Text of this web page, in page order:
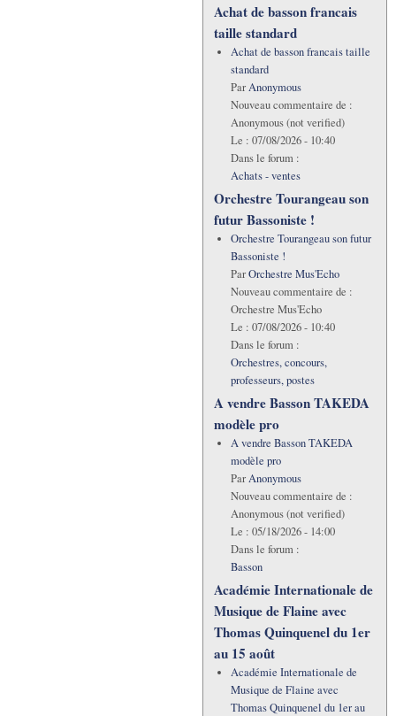
Achat de basson francais
taille standard
Achat de basson francais taille
standard
ParAnonymous
Nouveau commentaire de :
Anonymous (not verified)
Le : 07/08/2026 - 10:40
Dans le forum :
Achats - ventes
Orchestre Tourangeau son
futur Bassoniste !
Orchestre Tourangeau son futur
Bassoniste !
ParOrchestre Mus'Echo
Nouveau commentaire de :
Orchestre Mus'Echo
Le : 07/08/2026 - 10:40
Dans le forum :
Orchestres, concours,
professeurs, postes
A vendre Basson TAKEDA
modèle pro
A vendre Basson TAKEDA
modèle pro
ParAnonymous
Nouveau commentaire de :
Anonymous (not verified)
Le : 05/18/2026 - 14:00
Dans le forum :
Basson
Académie Internationale de
Musique de Flaine avec
Thomas Quinquenel du 1er
au 15 août
Académie Internationale de
Musique de Flaine avec
Thomas Quinquenel du 1er au